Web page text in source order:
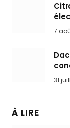
7
31
À LIRE